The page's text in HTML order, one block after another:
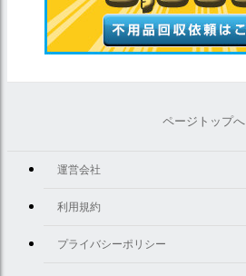
ページトップへ
運営会社
利用規約
プライバシーポリシー